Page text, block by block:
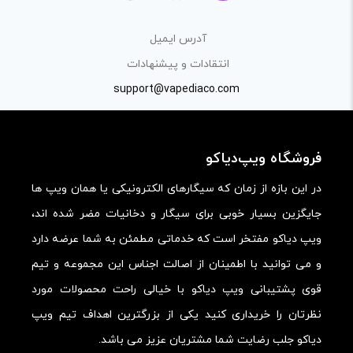
امکانات و قابلیت ها:
آدرس ایمیل
انتقادات و پیشنهادات
support@vapediaco.com
فروشگاه ویپ‌دیاکو
در این بازه از زمان که سیگارهای الکترونیکی یا همان ویپ ها
جایگزین بسیار خوبی برای سیگار و دخانیات مضر شده اند،
ویپ دیاکو مفتخر است که خدماتی مطمئن به شما عرضه دارد
و می توانید با اطمینان از اصالت اجناس این مجموعه و تیم
قوی پشتیبانی ویپ دیاکو با خیالی راحت محصولات مورد
نظرتان را خریداری کنید یکی از بزرگترین اهداف تیم ویپ
دیاکو جلب رضایت شما مشتریان عزیز می باشد.